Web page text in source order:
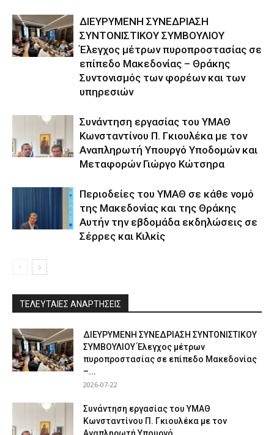
ΔΙΕΥΡΥΜΕΝΗ ΣΥΝΕΔΡΙΑΣΗ
ΣΥΝΤΟΝΙΣΤΙΚΟΥ ΣΥΜΒΟΥΛΙΟΥ
Έλεγχος μέτρων πυροπροστασίας σε
επίπεδο Μακεδονίας – Θράκης
Συντονισμός των φορέων και των
υπηρεσιών
Συνάντηση εργασίας του ΥΜΑΘ
Κωνσταντίνου Π. Γκιουλέκα με τον
Αναπληρωτή Υπουργό Υποδομών και
Μεταφορών Γιώργο Κώτσηρα
Περιοδείες του ΥΜΑΘ σε κάθε νομό
της Μακεδονίας και της Θράκης
Αυτήν την εβδομάδα εκδηλώσεις σε
Σέρρες και Κιλκίς
ΤΕΛΕΥΤΑΙΕΣ ΑΝΑΡΤΗΣΕΙΣ
ΔΙΕΥΡΥΜΕΝΗ ΣΥΝΕΔΡΙΑΣΗ ΣΥΝΤΟΝΙΣΤΙΚΟΥ
ΣΥΜΒΟΥΛΙΟΥ Έλεγχος μέτρων
πυροπροστασίας σε επίπεδο Μακεδονίας
–...
2026-07-22
Συνάντηση εργασίας του ΥΜΑΘ
Κωνσταντίνου Π. Γκιουλέκα με τον